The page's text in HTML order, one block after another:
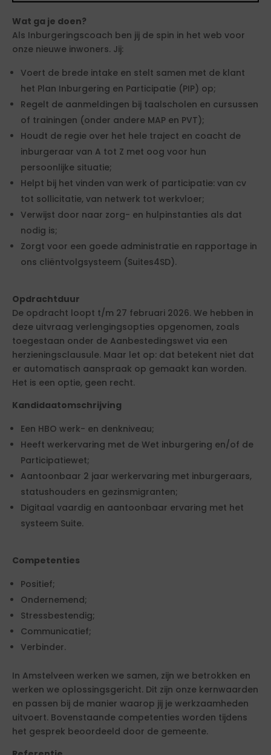
Wat ga je doen?
Als Inburgeringscoach ben jij de spin in het web voor
onze nieuwe inwoners. Jij:
Voert de brede intake en stelt samen met de klant
het Plan Inburgering en Participatie (PIP) op;
Regelt de aanmeldingen bij taalscholen en cursussen
of trainingen (onder andere MAP en PVT);
Houdt de regie over het hele traject en coacht de
inburgeraar van A tot Z met oog voor hun
persoonlijke situatie;
Helpt bij het vinden van werk of participatie: van cv
tot sollicitatie, van netwerk tot werkvloer;
Verwijst door naar zorg- en hulpinstanties als dat
nodig is;
Zorgt voor een goede administratie en rapportage in
ons cliëntvolgsysteem (Suites4SD).
Opdrachtduur
De opdracht loopt t/m 27 februari 2026. We hebben in
deze uitvraag verlengingsopties opgenomen, zoals
toegestaan onder de Aanbestedingswet via een
herzieningsclausule. Maar let op: dat betekent niet dat
er automatisch aanspraak op gemaakt kan worden.
Het is een optie, geen recht.
Kandidaatomschrijving
Een HBO werk- en denkniveau;
Heeft werkervaring met de Wet inburgering en/of de
Participatiewet;
Aantoonbaar 2 jaar werkervaring met inburgeraars,
statushouders en gezinsmigranten;
Digitaal vaardig en aantoonbaar ervaring met het
systeem Suite.
Competenties
Positief;
Ondernemend;
Stressbestendig;
Communicatief;
Verbinder.
In Amstelveen werken we samen, zijn we betrokken en
werken we oplossingsgericht. Dit zijn onze kernwaarden
en passen bij de manier waarop jij je werkzaamheden
uitvoert. Bovenstaande competenties worden tijdens
het gesprek beoordeeld door de gemeente.